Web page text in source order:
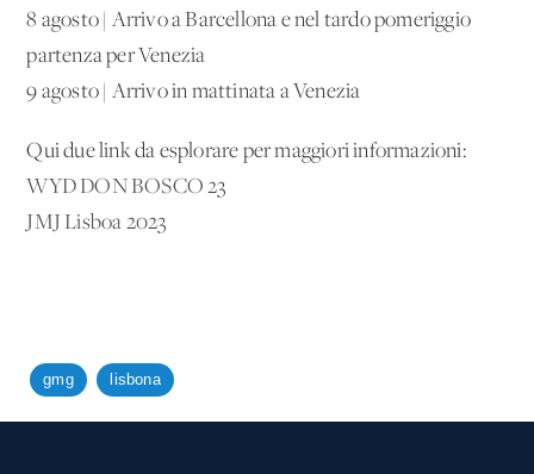
8 agosto | Arrivo a Barcellona e nel tardo pomeriggio
partenza per Venezia
9 agosto | Arrivo in mattinata a Venezia
Qui due link da esplorare per maggiori informazioni:
WYD DON BOSCO 23
JMJ Lisboa 2023
gmg lisbona